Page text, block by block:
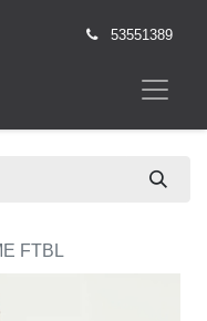
53551389
FTBL